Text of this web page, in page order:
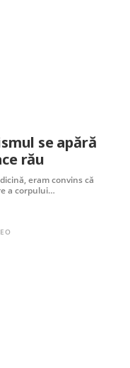
se apără
rău
eram convins că
a corpului…